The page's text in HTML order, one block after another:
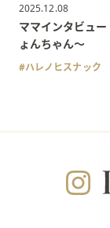
2025.12.08
ママインタビュ
ょんちゃん〜
ハレノヒスナック